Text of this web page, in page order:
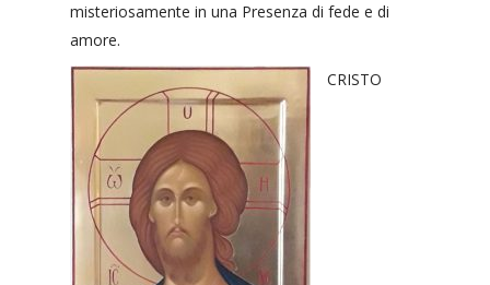
misteriosamente in una Presenza di fede e di
amore.
CRISTO